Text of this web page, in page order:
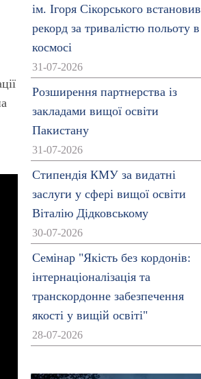
ім. Ігоря Сікорського встановив
рекорд за тривалістю польоту в
космосі
31-07-2026
Розширення партнерства із
закладами вищої освіти
Пакистану
31-07-2026
Стипендія КМУ за видатні
заслуги у сфері вищої освіти
Віталію Дідковському
30-07-2026
Семінар "Якість без кордонів:
інтернаціоналізація та
транскордонне забезпечення
якості у вищій освіті"
28-07-2026